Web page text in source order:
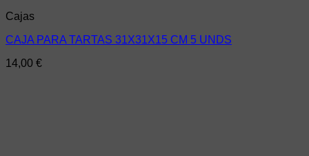
Cajas
CAJA PARA TARTAS 31X31X15 CM 5 UNDS
14,00 €